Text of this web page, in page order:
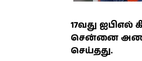
17வது ஐபிஎல்
சென்னை
செய்தது.